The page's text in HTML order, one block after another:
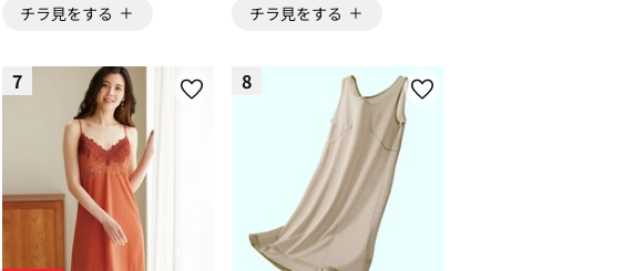
チラ見をする
チラ見をする
7 8